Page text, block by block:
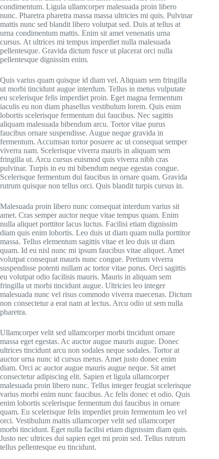
condimentum. Ligula ullamcorper malesuada proin libero
nunc. Pharetra pharetra massa massa ultricies mi quis. Pulvinar
mattis nunc sed blandit libero volutpat sed. Duis at tellus at
urna condimentum mattis. Enim sit amet venenatis urna
cursus. At ultrices mi tempus imperdiet nulla malesuada
pellentesque. Gravida dictum fusce ut placerat orci nulla
pellentesque dignissim enim.
Quis varius quam quisque id diam vel. Aliquam sem fringilla
ut morbi tincidunt augue interdum. Tellus in metus vulputate
eu scelerisque felis imperdiet proin. Eget magna fermentum
iaculis eu non diam phasellus vestibulum lorem. Quis enim
lobortis scelerisque fermentum dui faucibus. Nec sagittis
aliquam malesuada bibendum arcu. Tortor vitae purus
faucibus ornare suspendisse. Augue neque gravida in
fermentum. Accumsan tortor posuere ac ut consequat semper
viverra nam. Scelerisque viverra mauris in aliquam sem
fringilla ut. Arcu cursus euismod quis viverra nibh cras
pulvinar. Turpis in eu mi bibendum neque egestas congue.
Scelerisque fermentum dui faucibus in ornare quam. Gravida
rutrum quisque non tellus orci. Quis blandit turpis cursus in.
Malesuada proin libero nunc consequat interdum varius sit
amet. Cras semper auctor neque vitae tempus quam. Enim
nulla aliquet porttitor lacus luctus. Facilisi etiam dignissim
diam quis enim lobortis. Leo duis ut diam quam nulla porttitor
massa. Tellus elementum sagittis vitae et leo duis ut diam
quam. Id eu nisl nunc mi ipsum faucibus vitae aliquet. Amet
volutpat consequat mauris nunc congue. Pretium viverra
suspendisse potenti nullam ac tortor vitae purus. Orci sagittis
eu volutpat odio facilisis mauris. Mauris in aliquam sem
fringilla ut morbi tincidunt augue. Ultricies leo integer
malesuada nunc vel risus commodo viverra maecenas. Dictum
non consectetur a erat nam at lectus. Arcu odio ut sem nulla
pharetra.
Ullamcorper velit sed ullamcorper morbi tincidunt ornare
massa eget egestas. Ac auctor augue mauris augue. Donec
ultrices tincidunt arcu non sodales neque sodales. Tortor at
auctor urna nunc id cursus metus. Amet justo donec enim
diam. Orci ac auctor augue mauris augue neque. Sit amet
consectetur adipiscing elit. Sapien et ligula ullamcorper
malesuada proin libero nunc. Tellus integer feugiat scelerisque
varius morbi enim nunc faucibus. Ac felis donec et odio. Quis
enim lobortis scelerisque fermentum dui faucibus in ornare
quam. Eu scelerisque felis imperdiet proin fermentum leo vel
orci. Vestibulum mattis ullamcorper velit sed ullamcorper
morbi tincidunt. Eget nulla facilisi etiam dignissim diam quis.
Justo nec ultrices dui sapien eget mi proin sed. Tellus rutrum
tellus pellentesque eu tincidunt.